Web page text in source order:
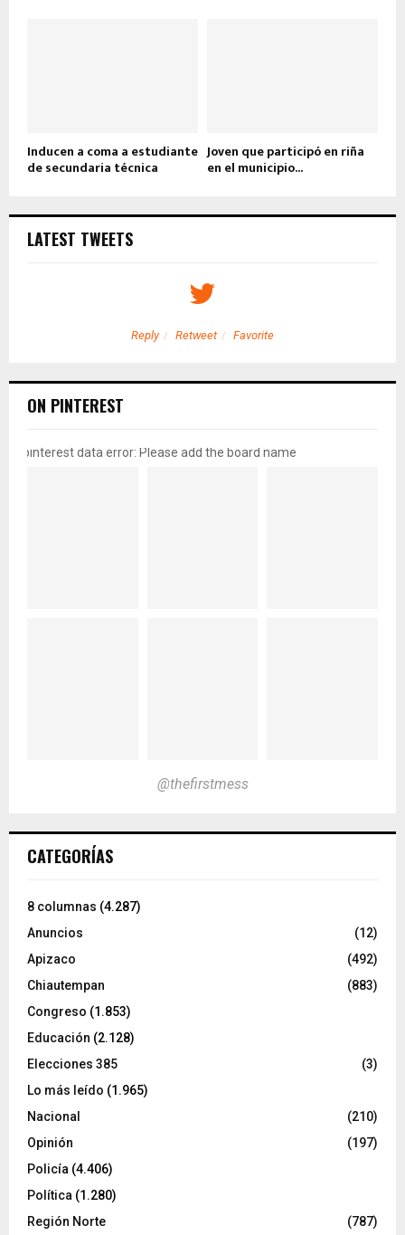
Inducen a coma a estudiante
de secundaria técnica
Joven que participó en riña
en el municipio...
LATEST TWEETS
Reply Retweet Favorite
ON PINTEREST
pinterest data error: Please add the board name
@thefirstmess
CATEGORÍAS
8 columnas (4.287)
Anuncios
(12)
Apizaco
(492)
Chiautempan
(883)
Congreso (1.853)
Educación (2.128)
Elecciones 385
(3)
Lo más leído (1.965)
Nacional
(210)
Opinión
(197)
Policía (4.406)
Política (1.280)
Región Norte
(787)